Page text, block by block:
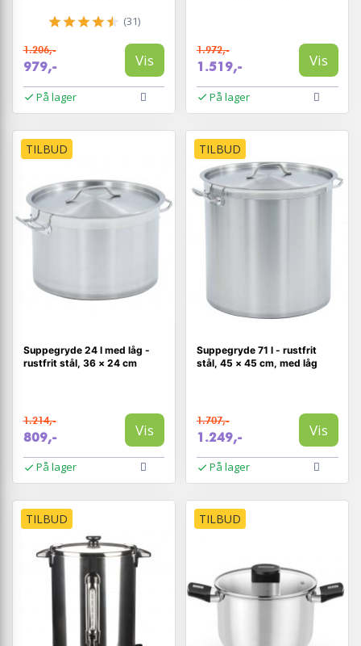
(31)
1.206,-
979,- Vis
På lager
1.972,-
1.519,- Vis
På lager
TILBUD
Suppegryde 24 l med låg -
rustfrit stål, 36 × 24 cm
1.214,-
809,- Vis
På lager
TILBUD
Suppegryde 71 l - rustfrit
stål, 45 × 45 cm, med låg
1.707,-
1.249,- Vis
På lager
TILBUD TILBUD